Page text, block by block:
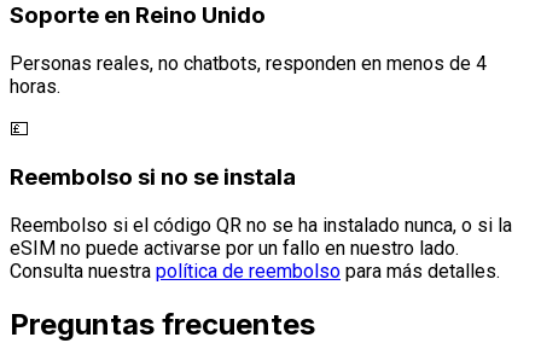
Soporte en Reino Unido
Personas reales, no chatbots, responden en menos de 4
horas.
💷
Reembolso si no se instala
Reembolso si el código QR no se ha instalado nunca, o si la
eSIM no puede activarse por un fallo en nuestro lado.
Consulta nuestra política de reembolso para más detalles.
Preguntas frecuentes